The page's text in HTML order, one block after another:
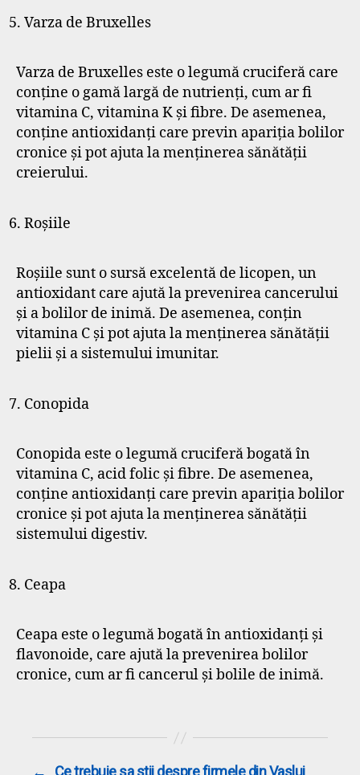
Varza de Bruxelles
Varza de Bruxelles este o legumă cruciferă care
conține o gamă largă de nutrienți, cum ar fi
vitamina C, vitamina K și fibre. De asemenea,
conține antioxidanți care previn apariția bolilor
cronice și pot ajuta la menținerea sănătății
creierului.
Roșiile
Roșiile sunt o sursă excelentă de licopen, un
antioxidant care ajută la prevenirea cancerului
și a bolilor de inimă. De asemenea, conțin
vitamina C și pot ajuta la menținerea sănătății
pielii și a sistemului imunitar.
Conopida
Conopida este o legumă cruciferă bogată în
vitamina C, acid folic și fibre. De asemenea,
conține antioxidanți care previn apariția bolilor
cronice și pot ajuta la menținerea sănătății
sistemului digestiv.
Ceapa
Ceapa este o legumă bogată în antioxidanți și
flavonoide, care ajută la prevenirea bolilor
cronice, cum ar fi cancerul și bolile de inimă.
←
Ce trebuie sa stii despre firmele din Vaslui